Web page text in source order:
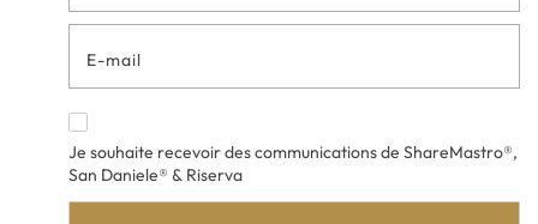
page
Je souhaite recevoir des communications de ShareMastro®,
San Daniele® & Riserva